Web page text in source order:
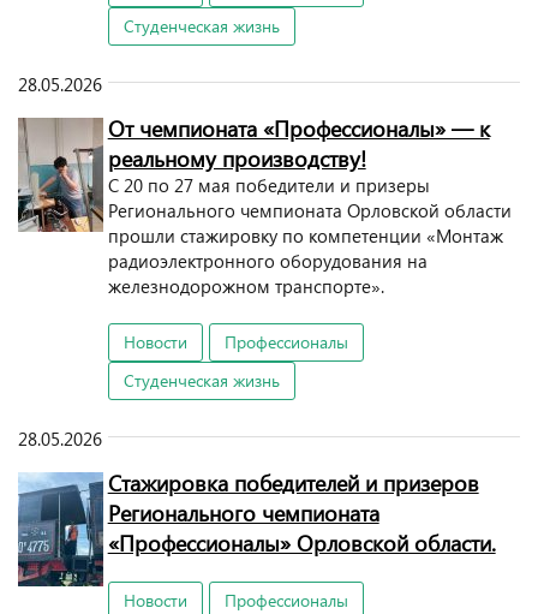
Студенческая жизнь
28.05.2026
От чемпионата «Профессионалы» — к
реальному производству!
С 20 по 27 мая победители и призеры
Регионального чемпионата Орловской области
прошли стажировку по компетенции «Монтаж
радиоэлектронного оборудования на
железнодорожном транспорте».
Новости
Профессионалы
Студенческая жизнь
28.05.2026
Стажировка победителей и призеров
Регионального чемпионата
«Профессионалы» Орловской области.
Новости
Профессионалы